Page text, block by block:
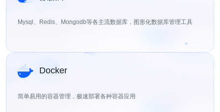
Mysql、Redis、Mongodb等各主流数据库，图形化数据库管理工具
Docker
简单易用的容器管理，极速部署各种容器应用